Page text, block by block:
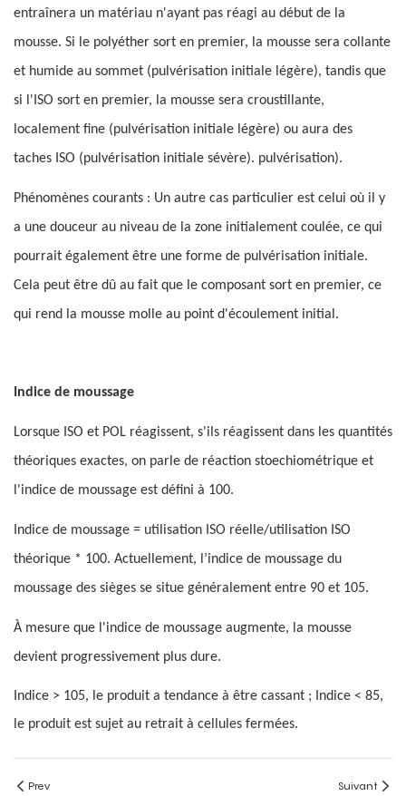
entraînera un matériau n'ayant pas réagi au début de la
mousse. Si le polyéther sort en premier, la mousse sera collante
et humide au sommet (pulvérisation initiale légère), tandis que
si l'ISO sort en premier, la mousse sera croustillante,
localement fine (pulvérisation initiale légère) ou aura des
taches ISO (pulvérisation initiale sévère). pulvérisation).
Phénomènes courants : Un autre cas particulier est celui où il y
a une douceur au niveau de la zone initialement coulée, ce qui
pourrait également être une forme de pulvérisation initiale.
Cela peut être dû au fait que le composant sort en premier, ce
qui rend la mousse molle au point d'écoulement initial.
Indice de moussage
Lorsque ISO et POL réagissent, s'ils réagissent dans les quantités
théoriques exactes, on parle de réaction stoechiométrique et
l'indice de moussage est défini à 100.
Indice de moussage = utilisation ISO réelle/utilisation ISO
théorique * 100. Actuellement, l’indice de moussage du
moussage des sièges se situe généralement entre 90 et 105.
À mesure que l'indice de moussage augmente, la mousse
devient progressivement plus dure.
Indice > 105, le produit a tendance à être cassant ; Indice < 85,
le produit est sujet au retrait à cellules fermées.
Prev Suivant